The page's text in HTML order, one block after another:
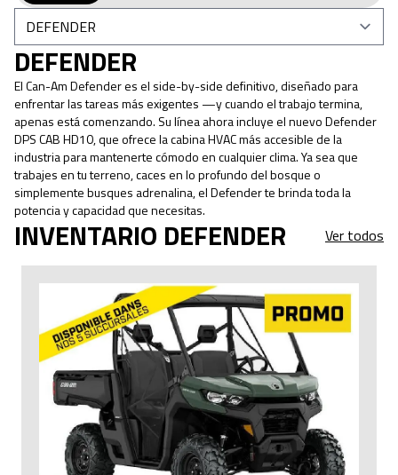
DEFENDER
El Can-Am Defender es el side-by-side definitivo, diseñado para
enfrentar las tareas más exigentes —y cuando el trabajo termina,
apenas está comenzando. Su línea ahora incluye el nuevo Defender
DPS CAB HD10, que ofrece la cabina HVAC más accesible de la
industria para mantenerte cómodo en cualquier clima. Ya sea que
trabajes en tu terreno, caces en lo profundo del bosque o
simplemente busques adrenalina, el Defender te brinda toda la
potencia y capacidad que necesitas.
INVENTARIO DEFENDER Ver todos